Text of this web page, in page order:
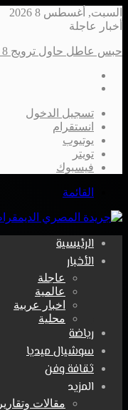
السبت, أغسطس 8 2026
أخبار عاجلة
حبس عاطل حاول ترويج 8 كيلو «حشيش» في الإسكندرية
تسجيل الدخول
انستقرام
يوتيوب
تويتر
فيسبوك
القائمة
الرئيسية
الأخبار
عاجلة
عالمية
اخبار عربية
محلية
رياضة
سوشيال ميديا
ثقافة وفن
المزيد
مقالات وتقارير